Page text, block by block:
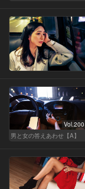
Vol.200
男と女の答えあわせ【A】